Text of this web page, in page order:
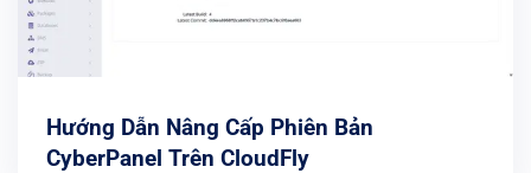
Hướng Dẫn Nâng Cấp Phiên Bản
CyberPanel Trên CloudFly